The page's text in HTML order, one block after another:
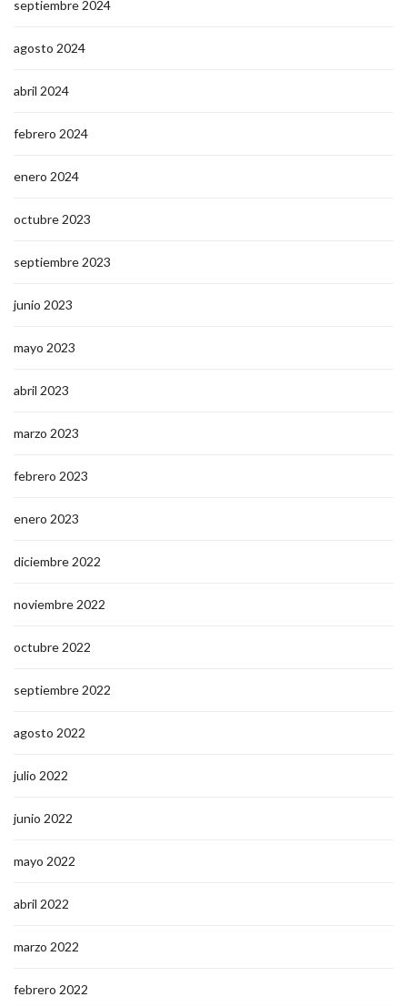
septiembre 2024
agosto 2024
abril 2024
febrero 2024
enero 2024
octubre 2023
septiembre 2023
junio 2023
mayo 2023
abril 2023
marzo 2023
febrero 2023
enero 2023
diciembre 2022
noviembre 2022
octubre 2022
septiembre 2022
agosto 2022
julio 2022
junio 2022
mayo 2022
abril 2022
marzo 2022
febrero 2022